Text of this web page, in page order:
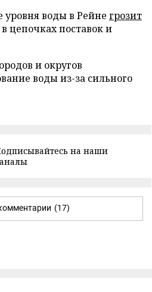
воды в Рейне грозит
цепочках поставок и
и округов
воды из-за сильного
на наши
(17)